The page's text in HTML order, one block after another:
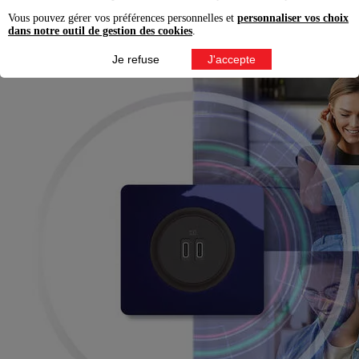
Il est possible deremplacer un interrupteur existant par l’une
des commandes filairesCéliane Rotary ambiancescouleurs.
Vous pouvez gérer vos préférences personnelles et personnaliser vos choix
dans notre outil de gestion des cookies.
Je refuse J'accepte